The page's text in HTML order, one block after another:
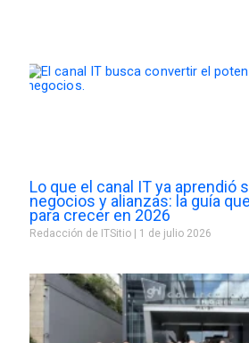
Lo que el canal IT ya aprendió
negocios y alianzas: la guía
para crecer en 2026
Redacción de ITSitio 1 de julio 2026